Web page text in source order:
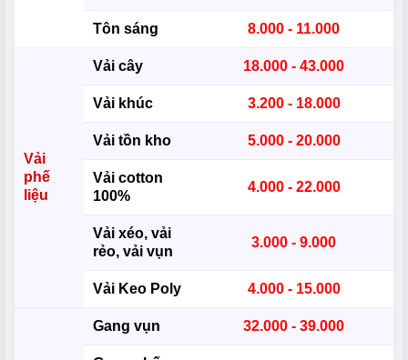
Tôn sáng 8.000 - 11.000
Vải
phế
liệu
Vải cây 18.000 - 43.000
Vải khúc 3.200 - 18.000
Vải tồn kho 5.000 - 20.000
Vải cotton
100%
4.000 - 22.000
Vải xéo, vải
rẻo, vải vụn
3.000 - 9.000
Vải Keo Poly 4.000 - 15.000
Gang vụn 32.000 - 39.000